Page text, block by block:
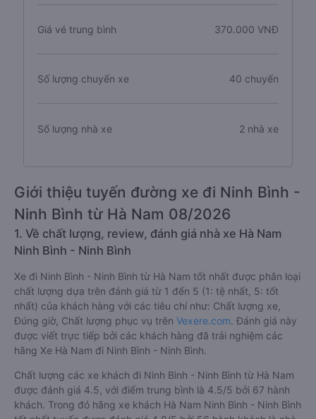
Giá vé trung bình 370.000 VNĐ
Số lượng chuyến xe 40 chuyến
Số lượng nhà xe 2 nhà xe
Giới thiệu tuyến đường xe đi Ninh Bình -
Ninh Bình từ Hà Nam 08/2026
1. Về chất lượng, review, đánh giá nhà xe Hà Nam
Ninh Bình - Ninh Bình
Xe đi Ninh Bình - Ninh Bình từ Hà Nam tốt nhất được phân loại
chất lượng dựa trên đánh giá từ 1 đến 5 (1: tệ nhất, 5: tốt
nhất) của khách hàng với các tiêu chí như: Chất lượng xe,
Đúng giờ, Chất lượng phục vụ trên Vexere.com. Đánh giá này
được viết trực tiếp bởi các khách hàng đã trải nghiệm các
hãng Xe Hà Nam đi Ninh Bình - Ninh Bình.
Chất lượng các xe khách đi Ninh Bình - Ninh Bình từ Hà Nam
được đánh giá 4.5, với điểm trung bình là 4.5/5 bởi 67 hành
khách. Trong đó hãng xe khách Hà Nam Ninh Bình - Ninh Bình